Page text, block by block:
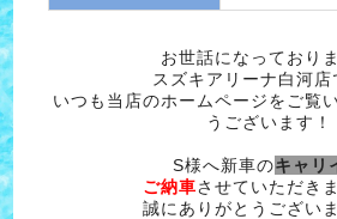
お世話になっており
スズキアリーナ白河店
いつも当店のホームページをご覧
うございます！
S様へ新車のキャリ
ご納車させていただき
誠にありがとうござい